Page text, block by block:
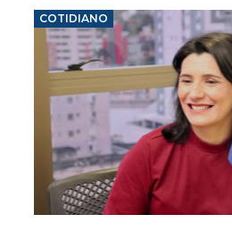
COTIDIANO